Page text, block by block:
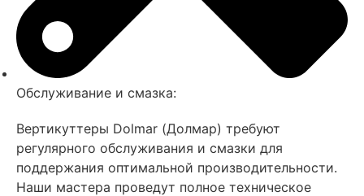
Обслуживание и смазка:
Вертикуттеры Dolmar (Долмар) требуют
регулярного обслуживания и смазки для
поддержания оптимальной производительности.
Наши мастера проведут полное техническое